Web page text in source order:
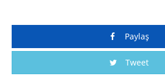
Paylaş
Tweet